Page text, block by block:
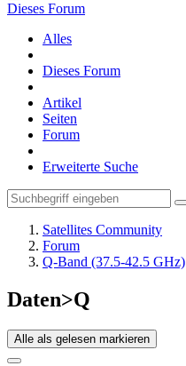
Dieses Forum
Alles
Dieses Forum
Artikel
Seiten
Forum
Erweiterte Suche
Satellites Community
Forum
Q-Band (37.5-42.5 GHz)
Daten>Q
Alle als gelesen markieren